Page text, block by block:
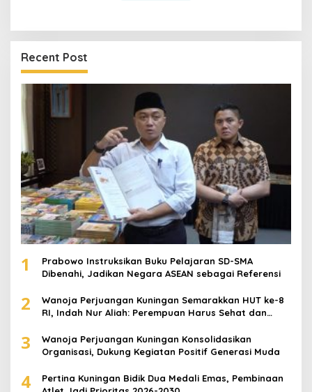
Recent Post
1
Prabowo Instruksikan Buku Pelajaran SD-SMA
Dibenahi, Jadikan Negara ASEAN sebagai Referensi
2
Wanoja Perjuangan Kuningan Semarakkan HUT ke-8
RI, Indah Nur Aliah: Perempuan Harus Sehat dan
3
Wanoja Perjuangan Kuningan Konsolidasikan
Organisasi, Dukung Kegiatan Positif Generasi Muda
4
Pertina Kuningan Bidik Dua Medali Emas, Pembinaan